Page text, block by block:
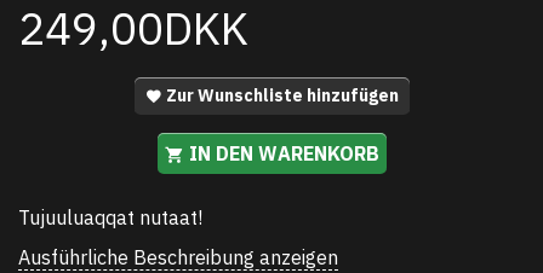
249,00DKK
Zur Wunschliste hinzufügen
IN DEN WARENKORB
Tujuuluaqqat nutaat!
Ausführliche Beschreibung anzeigen